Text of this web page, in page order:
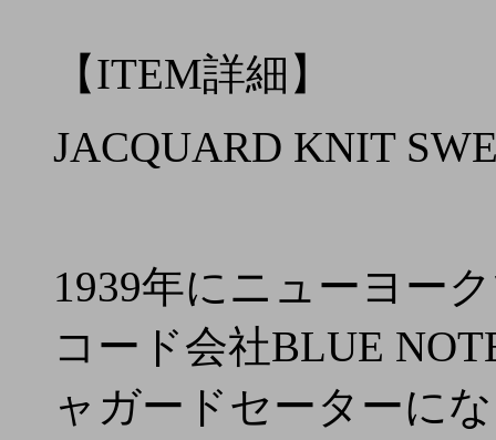
【ITEM詳細】
JACQUARD KNIT
1939年にニューヨー
コード会社BLUE
ャガードセーターに